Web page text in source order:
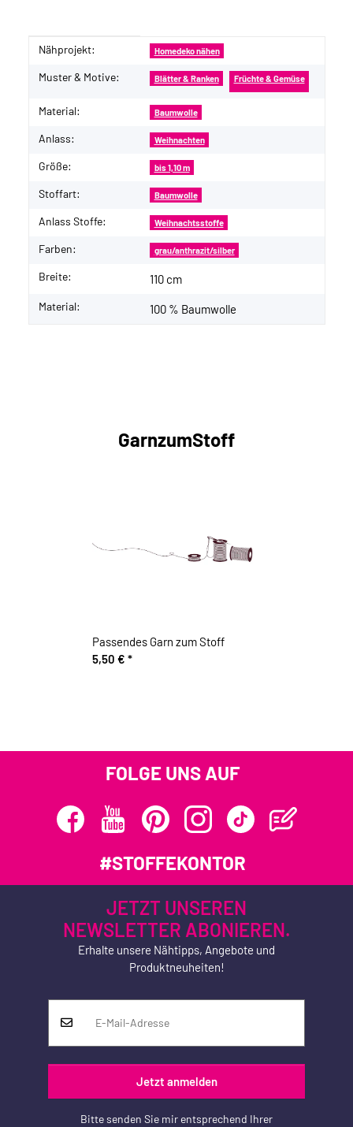
Produkteigenschaft
Wert
Nähprojekt: Homedeko nähen
Muster & Motive: Blätter & Ranken Früchte & Gemüse
Material: Baumwolle
Anlass: Weihnachten
Größe: bis 1,10 m
Stoffart: Baumwolle
Anlass Stoffe: Weihnachtsstoffe
Farben: grau/anthrazit/silber
Breite: 110 cm
Material: 100 % Baumwolle
GarnzumStoff
Passendes Garn zum Stoff
5,50 € *
FOLGE UNS AUF
#STOFFEKONTOR
JETZT UNSEREN
NEWSLETTER ABONIEREN.
Erhalte unsere Nähtipps, Angebote und
Produktneuheiten!
Jetzt anmelden
Bitte senden Sie mir entsprechend Ihrer